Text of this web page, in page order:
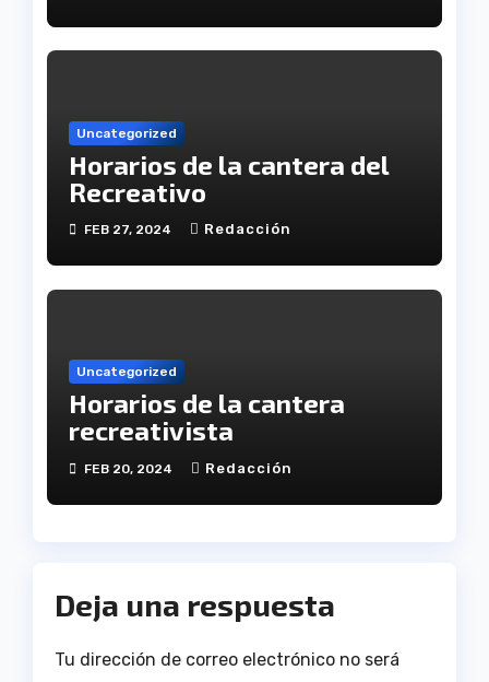
Uncategorized
Horarios de la cantera del
Recreativo
FEB 27, 2024 Redacción
Uncategorized
Horarios de la cantera
recreativista
FEB 20, 2024 Redacción
Deja una respuesta
Tu dirección de correo electrónico no será